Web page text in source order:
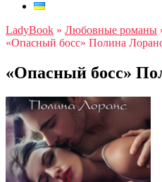
LadyBook » Любовные романы
«Опасный босс» Полина
«Опасный босс»